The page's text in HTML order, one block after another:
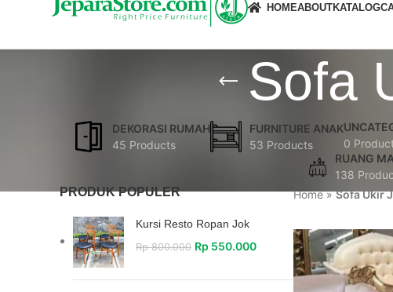
HOMEABOUTKATALOG
Sofa
DEKORASI RUMAH
45 Products
FURNITURE ANAK
53 Products
0
RUANG
138
PRODUK POPULER
Kursi Resto Ropan Jok
Rp800.000 Rp 550.000
Home»Sofa Ukir